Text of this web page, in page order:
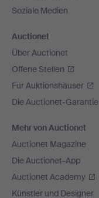
Soziale Medien
Auctionet
Über Auctionet
Offene Stellen
Für Auktionshäuser
Die Auctionet-Garantie
Mehr von Auctionet
Auctionet Magazine
Die Auctionet-App
Auctionet Academy
Künstler und Designer